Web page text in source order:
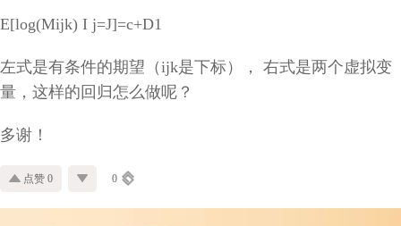
E[log(Mijk) I j=J]=c+D1
左式是有条件的期望（ijk是下标）， 右式是两个虚拟变
量，这样的回归怎么做呢？
多谢！
点赞 0 0